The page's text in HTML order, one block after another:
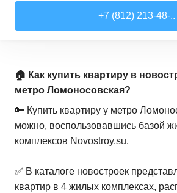
+7 (812) 213-48-..
🏠 Как купить квартиру в
метро Ломоносовская?
🔑 Купить квартиру у метро
можно, воспользовавшись базой
комплексов Novostroy.su.
✅ В каталоге новостроек
квартир в 4 жилых комплексах,